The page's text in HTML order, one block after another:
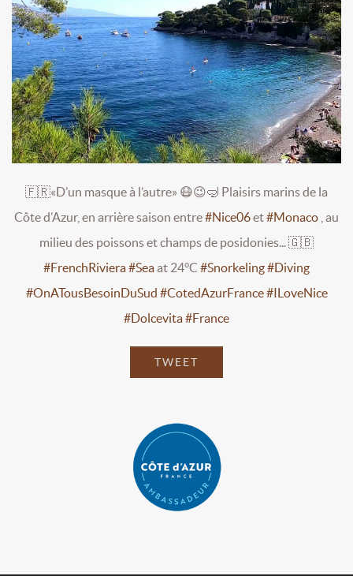
🇫🇷«D’un masque à l’autre» 😷😉🤿 Plaisirs marins de la
Côte d’Azur, en arrière saison entre#Nice06et#Monaco , au
milieu des poissons et champs de posidonies... 🇬🇧
#FrenchRiviera#Seaat 24°C #Snorkeling#Diving
#OnATousBesoinDuSud #CotedAzurFrance#ILoveNice
#Dolcevita#France
TWEET